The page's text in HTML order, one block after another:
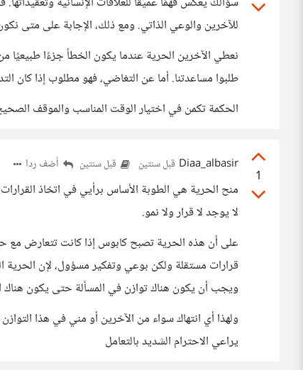
للآخرين والوعي الذاتي. ومع ذلك، الإجابة على متى
نعطي الآخرين الحرية عندما يكون الخطأ جزءًا
طلبوا مساعدتنا. أما عن التغاضي، فهو مطلوب إذا كان
الحكمة تكمن في اختيار الوقت المناسب والموقف
1
Diaa_albasir قبل سنتين قبل سنتين أضف ردا
منح الحرية هي الطوبة الأساس برأيي في اتخاذ
لا يوجد لا قرار ولا نمو.
على أن هذه الحرية تصبح كابوس إذا كانت تتعارض مع
قرارات مستقلة ولكن بوعي وتفكير مسؤول، لإن
ويجب أن يكون هناك توازن في المسألة حتى يكون هناك
ولهذا أي انتهاك سواء من الآخرين أو مني في هذا
يراعي الاحترام الشديد بالتعامل